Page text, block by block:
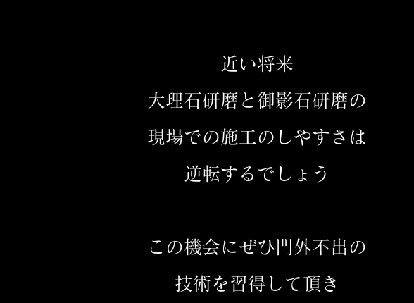
近い将来
大理石研磨と御影石研磨の
現場での施工のしやすさは
逆転するでしょう
この機会にぜひ門外不出の
技術を習得して頂き